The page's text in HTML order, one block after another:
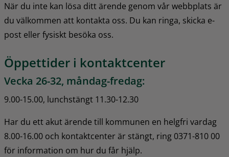
När du inte kan lösa ditt ärende genom vår webbplats är
du välkommen att kontakta oss. Du kan ringa, skicka e-
post eller fysiskt besöka oss.
Öppettider i kontaktcenter
Vecka 26-32, måndag-fredag:
9.00-15.00, lunchstängt 11.30-12.30
Har du ett akut ärende till kommunen en helgfri vardag
8.00-16.00 och kontaktcenter är stängt, ring 0371-810 00
för information om hur du får hjälp.